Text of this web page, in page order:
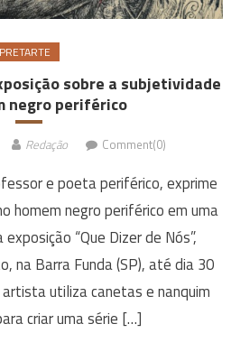
PRETARTE
sobre a subjetividade
negro periférico
Redação Comment(0)
e poeta periférico, exprime
homem negro periférico em uma
“Que Dizer de Nós”,
na Barra Funda (SP), até dia 30
utiliza canetas e nanquim
criar uma série […]